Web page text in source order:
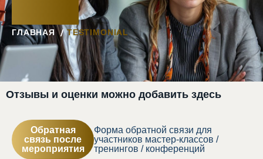
ГЛАВНАЯ TESTIMONIAL
Отзывы и оценки можно добавить здесь
Обратная
связь после
мероприятия
Форма обратной связи для
участников мастер-классов /
тренингов / конференций